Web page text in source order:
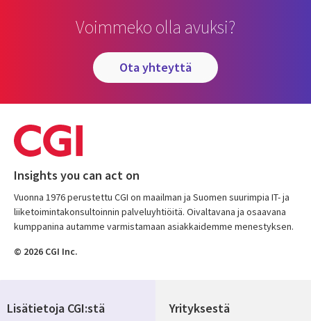
Voimmeko olla avuksi?
ota yhteyttä
Insights you can act on
Vuonna 1976 perustettu CGI on maailman ja Suomen suurimpia IT- ja
liiketoimintakonsultoinnin palveluyhtiöitä. Oivaltavana ja osaavana
kumppanina autamme varmistamaan asiakkaidemme menestyksen.
© 2026 CGI Inc.
Yrityksestä
Lisätietoja CGI:stä